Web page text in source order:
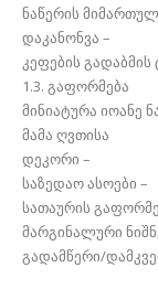
ნაწერის
დაკანონვა –
კეფების გადაბმის
1.3. გაფორმება
მინიატურა იოანე
მამა ღვთისა
დეკორი –
საზედაო ასოები –
სათაურის
მარგინალური
გადამწერი/